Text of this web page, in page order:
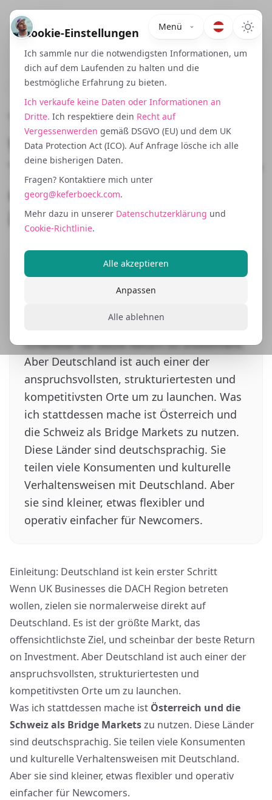
Cookie-Einstellungen
Ich sammle nur die notwendigsten Informationen, um
dich auf dem Laufenden zu halten und die
bestmögliche Erfahrung zu bieten.
Ich verkaufe keine Daten oder Informationen an
Dritte. Ich respektiere dein Recht auf
Vergessenwerden gemäß DSGVO (EU) und dem UK
Data Protection Act (ICO). Auf Anfrage lösche ich alle
deine bisherigen Daten.
Fragen? Kontaktiere mich unter
georg@keferboeck.com.
Mehr dazu in unserer Datenschutzerklärung und
Cookie-Richtlinie.
Alle ablehnen
Anpassen
Alle akzeptieren
Menü
Testen vor dem Skalieren:
Wie ich Bridge Market
Taktiken in Österreich oder
der Schweiz nutze bevor
ich Deutschland betrete
March 12, 2024
Wenn UK Businesses die DACH Region
betreten wollen, zielen sie normalerweise
scheinbar der beste Return on Investment.
Aber Deutschland ist auch einer der
anspruchsvollsten, strukturiertesten und
kompetitivsten Orte um zu launchen. Was
ich stattdessen mache ist Österreich und
die Schweiz als Bridge Markets zu nutzen.
Diese Länder sind deutschsprachig. Sie
teilen viele Konsumenten und kulturelle
Verhaltensweisen mit Deutschland. Aber
sie sind kleiner, etwas flexibler und
operativ einfacher für Newcomers.
Einleitung: Deutschland ist kein erster Schritt
Wenn UK Businesses die DACH Region betreten
wollen, zielen sie normalerweise direkt auf
Deutschland. Es ist der größte Markt, das
offensichtlichste Ziel, und scheinbar der beste Return
on Investment. Aber Deutschland ist auch einer der
anspruchsvollsten, strukturiertesten und
kompetitivsten Orte um zu launchen.
Was ich stattdessen mache ist Österreich und die
Schweiz als Bridge Marketszu nutzen. Diese Länder
sind deutschsprachig. Sie teilen viele Konsumenten
und kulturelle Verhaltensweisen mit Deutschland.
Aber sie sind kleiner, etwas flexibler und operativ
einfacher für Newcomers.